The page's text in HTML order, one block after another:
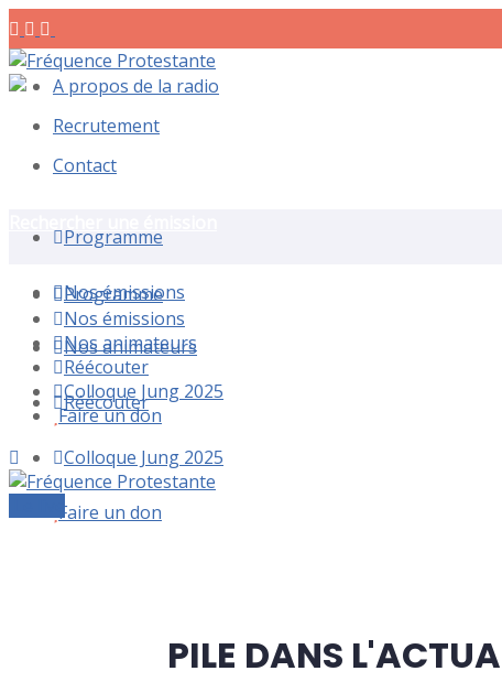
A propos de la radio
Recrutement
Contact
Programme
Nos émissions
Nos animateurs
Réécouter
Colloque Jung 2025
Faire un don
Programme
Nos émissions
Nos animateurs
Réécouter
Colloque Jung 2025
Faire un don
PILE DANS